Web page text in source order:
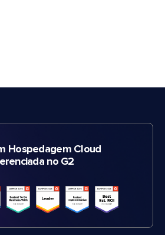
Hospedagem Cloud
no G2